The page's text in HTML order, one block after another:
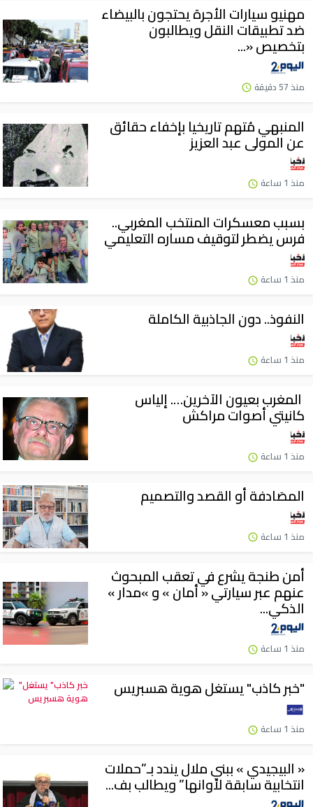
مهنيو سيارات الأجرة يحتجون بالبيضاء
ضد تطبيقات النقل ويطالبون
بتخصيص «...
منذ 57 دقيقة
المنبهي مُتهم تاريخيا بإخفاء حقائق
عن المولى عبد العزيز
منذ 1 ساعة
بسبب معسكرات المنتخب المغربي..
فرس يضطر لتوقيف مساره التعليمي
منذ 1 ساعة
النفوذ.. دون الجاذبية الكاملة
منذ 1 ساعة
المغرب بعيون الآخرين…. إلياس
كانيتي أصوات مراكش
منذ 1 ساعة
المصَادفة أو القصد والتصميم
منذ 1 ساعة
أمن طنجة يشرع في تعقب المبحوث
عنهم عبر سيارتي « أمان » و »مدار »
الذكي...
منذ 1 ساعة
"خبر كاذب" يستغل هوية هسبريس
منذ 1 ساعة
« البيجيدي » ببني ملال يندد بـ”حملات
انتخابية سابقة لأوانها” ويطالب بف...